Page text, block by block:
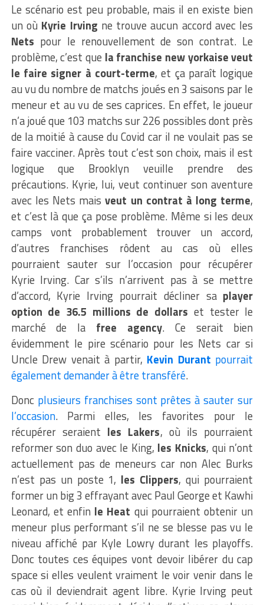
Le scénario est peu probable, mais il en existe bien
un où Kyrie Irving ne trouve aucun accord avec les
Nets pour le renouvellement de son contrat. Le
problème, c’est que la franchise new yorkaise veut
le faire signer à court-terme, et ça paraît logique
au vu du nombre de matchs joués en 3 saisons par le
meneur et au vu de ses caprices. En effet, le joueur
n’a joué que 103 matchs sur 226 possibles dont près
de la moitié à cause du Covid car il ne voulait pas se
faire vacciner. Après tout c’est son choix, mais il est
logique que Brooklyn veuille prendre des
précautions. Kyrie, lui, veut continuer son aventure
avec les Nets maisveut un contrat à long terme,
et c’est là que ça pose problème. Même si les deux
camps vont probablement trouver un accord,
d’autres franchises rôdent au cas où elles
pourraient sauter sur l’occasion pour récupérer
Kyrie Irving. Car s’ils n’arrivent pas à se mettre
d’accord, Kyrie Irving pourrait décliner sa player
option de 36.5 millions de dollars et tester le
marché de la free agency. Ce serait bien
évidemment le pire scénario pour les Nets car si
Uncle Drew venait à partir, Kevin Durant pourrait
également demander à être transféré.
Donc plusieurs franchises sont prêtes à sauter sur
l’occasion. Parmi elles, les favorites pour le
récupérer seraient les Lakers, où ils pourraient
reformer son duo avec le King, les Knicks, qui n’ont
actuellement pas de meneurs car non Alec Burks
n’est pas un poste 1, les Clippers, qui pourraient
former un big 3 effrayant avec Paul George et Kawhi
Leonard, et enfin le Heat qui pourraient obtenir un
meneur plus performant s’il ne se blesse pas vu le
niveau affiché par Kyle Lowry durant les playoffs.
Donc toutes ces équipes vont devoir libérer du cap
space si elles veulent vraiment le voir venir dans le
cas où il deviendrait agent libre. Kyrie Irving peut